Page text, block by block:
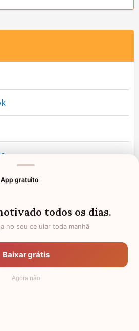
App gratuito
todos os dias.
no seu celular toda manhã
Baixar grátis
Agora não